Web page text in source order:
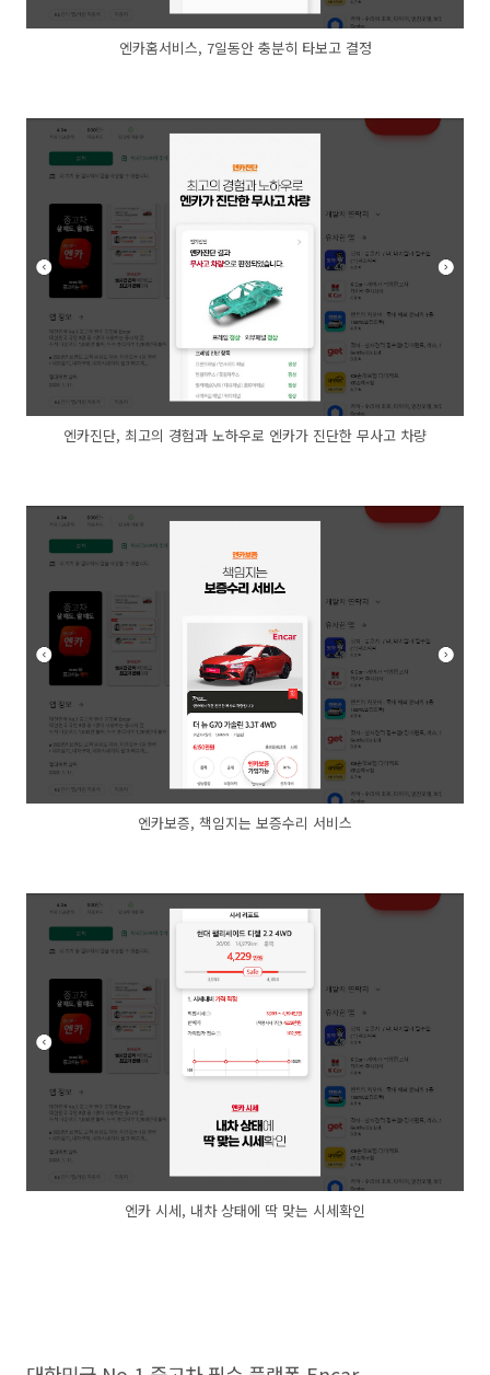
엔카홈서비스, 7일동안 충분히 타보고 결정
엔카진단, 최고의 경험과 노하우로 엔카가 진단한 무사고 차량
엔카보증, 책임지는 보증수리 서비스
엔카 시세, 내차 상태에 딱 맞는 시세확인